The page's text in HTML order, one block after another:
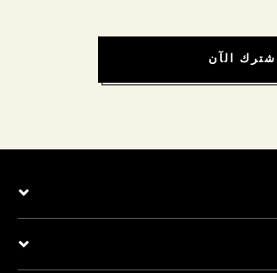
اشترك الآن